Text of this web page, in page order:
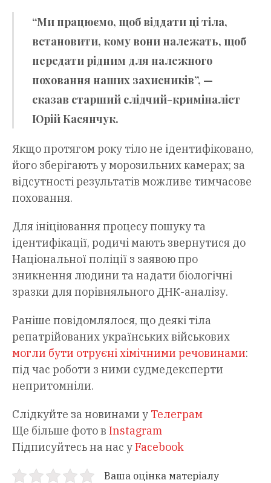
“Ми працюємо, щоб віддати ці тіла,
встановити, кому вони належать, щоб
передати рідним для належного
поховання наших захисників”, —
сказав старший слідчий-криміналіст
Юрій Касянчук.
Якщо протягом року тіло не ідентифіковано,
його зберігають у морозильних камерах; за
відсутності результатів можливе тимчасове
поховання.
Для ініціювання процесу пошуку та
ідентифікації, родичі мають звернутися до
Національної поліції з заявою про
зникнення людини та надати біологічні
зразки для порівняльного ДНК-аналізу.
Раніше повідомлялося, що деякі тіла
репатрійованих українських військових
могли бути отруєні хімічними речовинами:
під час роботи з ними судмедексперти
непритомніли.
Слідкуйте за новинами у Телеграм
Ще більше фото в Instagram
Підписуйтесь на нас уFacebook
Ваша оцінка матеріалу